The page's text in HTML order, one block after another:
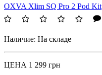
OXVA Xlim SQ Pro 2 Pod Kit
Наличие: На складе
ЦЕНА 1 299 грн